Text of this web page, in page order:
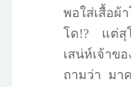
พอใส่เสื้อผ้
โด!? แต่สุ
เสน่ห์เจ้าข
ถามว่า มา